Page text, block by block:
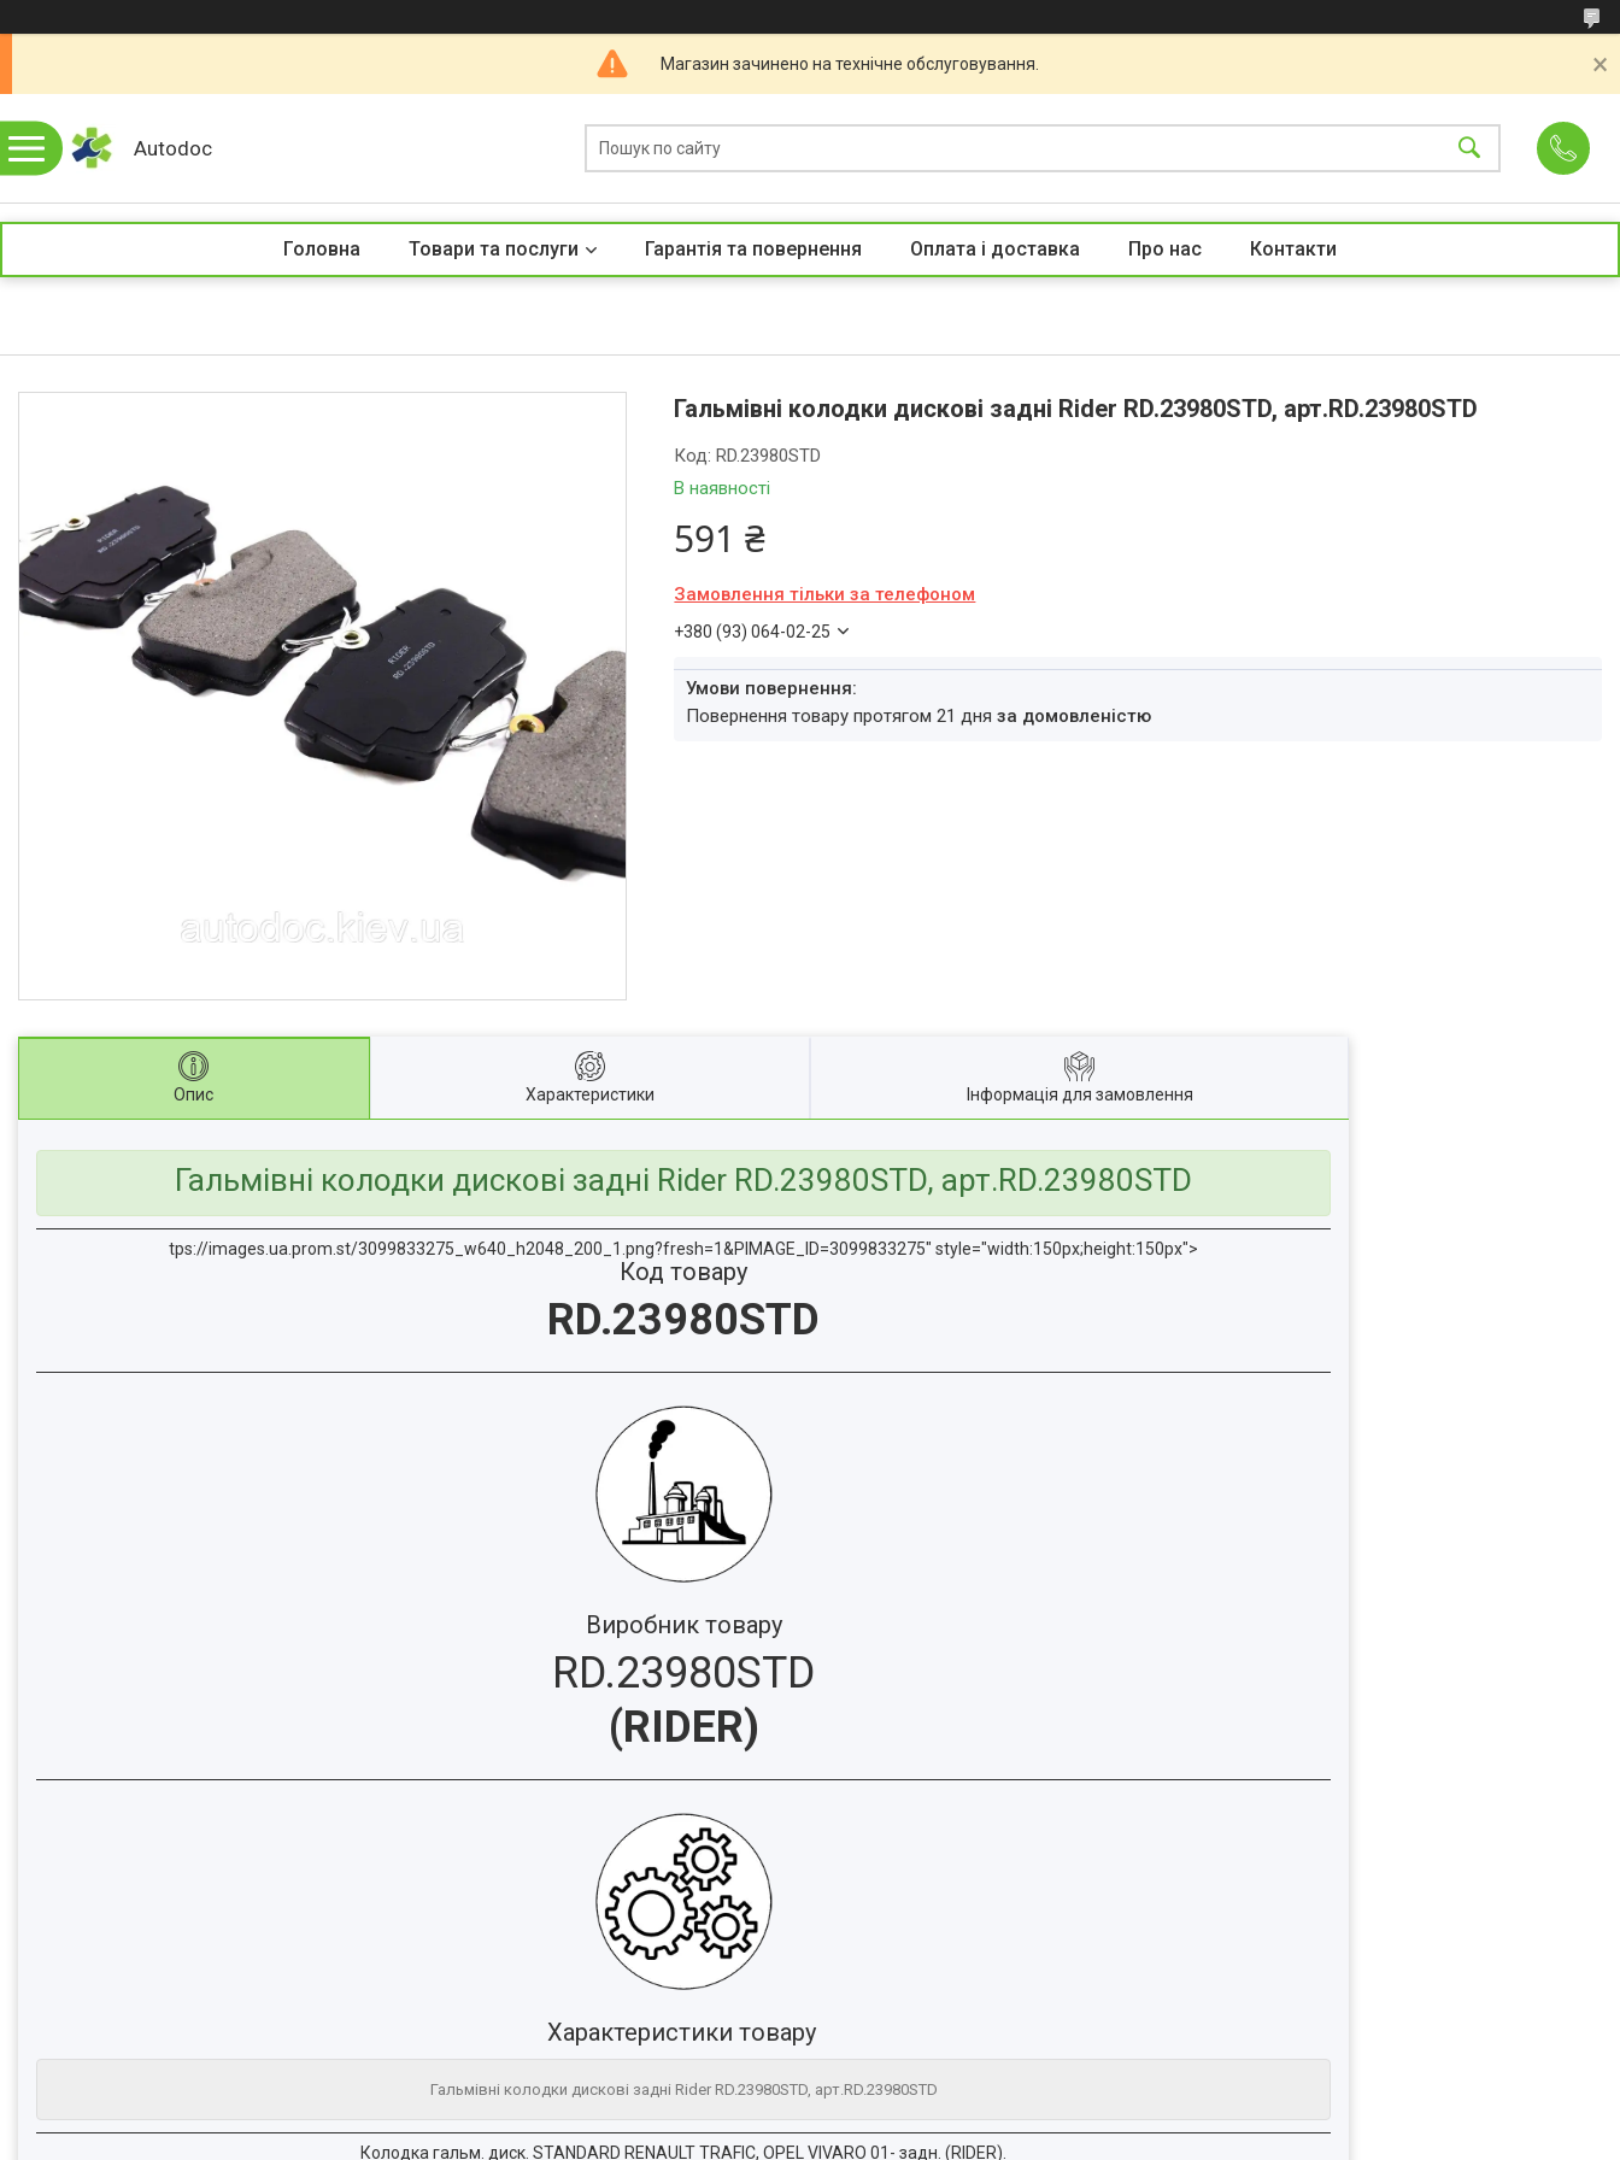
Магазин зачинено на технічне обслуговування.
Autodoc
Головна Товари та послуги Гарантія та повернення Оплата і доставка Про нас Контакти
Гальмівні колодки дискові задні Rider RD.23980STD, арт.RD.23980STD
В наявності
Код:RD.23980STD
591 ₴
Замовлення тільки за телефоном
+380 (93) 064-02-25
повернення товару протягом 21 дняза домовленістю
Опис Характеристики Інформація для замовлення
Гальмівні колодки дискові задні Rider RD.23980STD, арт.RD.23980STD
tps://images.ua.prom.st/3099833275_w640_h2048_200_1.png?fresh=1&PIMAGE_ID=3099833275" style="width:150px;height:150px">
Код товару
RD.23980STD
Виробник товару
RD.23980STD
(RIDER)
Характеристики товару
Гальмівні колодки дискові задні Rider RD.23980STD, арт.RD.23980STD
Колодка гальм. диск. STANDARD RENAULT TRAFIC, OPEL VIVARO 01- задн. (RIDER).